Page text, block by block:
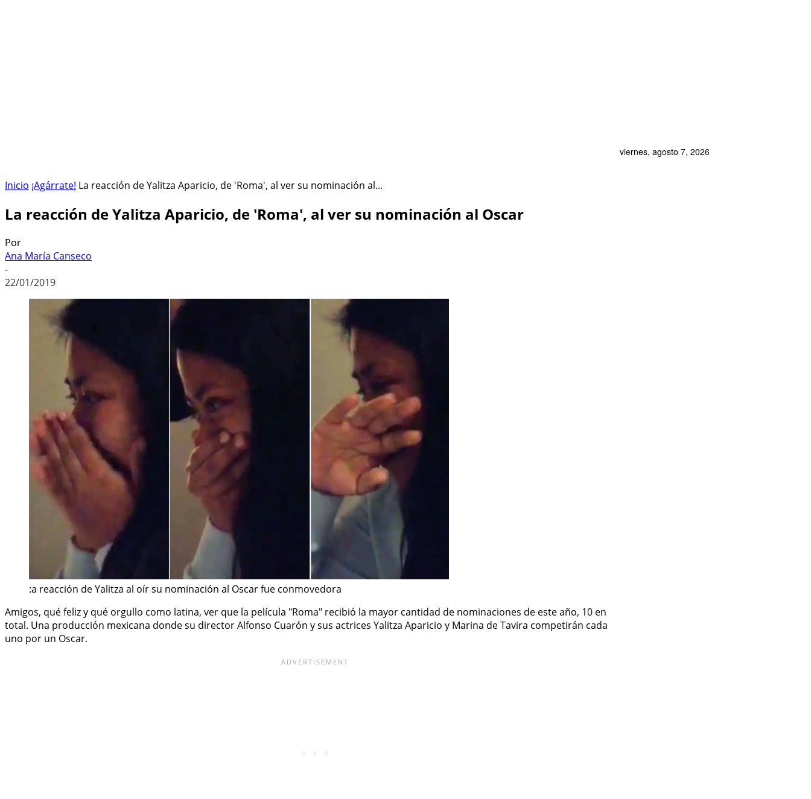
viernes, agosto 7, 2026
Inicio ¡Agárrate! La reacción de Yalitza Aparicio, de 'Roma', al ver su nominación al...
La reacción de Yalitza Aparicio, de 'Roma', al ver su nominación al Oscar
Por
Ana María Canseco
-
22/01/2019
:a reacción de Yalitza al oír su nominación al Oscar fue conmovedora
Amigos, qué feliz y qué orgullo como latina, ver que la película "Roma" recibió la mayor cantidad de nominaciones de este año, 10 en
total. Una producción mexicana donde su director Alfonso Cuarón y sus actrices Yalitza Aparicio y Marina de Tavira competirán cada
uno por un Oscar.